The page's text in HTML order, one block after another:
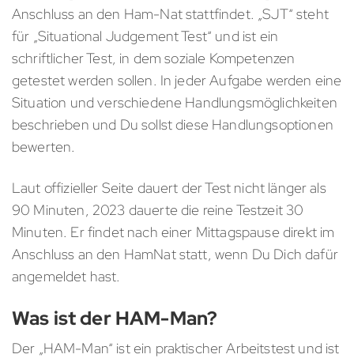
Anschluss an den Ham-Nat stattfindet. „SJT“ steht
für „Situational Judgement Test“ und ist ein
schriftlicher Test, in dem soziale Kompetenzen
getestet werden sollen. In jeder Aufgabe werden eine
Situation und verschiedene Handlungsmöglichkeiten
beschrieben und Du sollst diese Handlungsoptionen
bewerten.
Laut offizieller Seite dauert der Test nicht länger als
90 Minuten, 2023 dauerte die reine Testzeit 30
Minuten. Er findet nach einer Mittagspause direkt im
Anschluss an den HamNat statt, wenn Du Dich dafür
angemeldet hast.
Was ist der HAM-Man?
Der „HAM-Man“ ist ein praktischer Arbeitstest und ist